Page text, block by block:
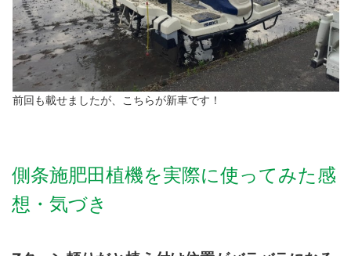
前回も載せましたが、こちらが新車です！
側条施肥田植機を実際に使ってみた感
想・気づき